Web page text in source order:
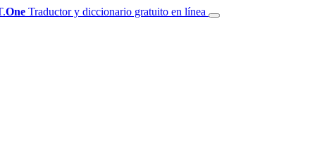
One Traductor y diccionario gratuito en línea